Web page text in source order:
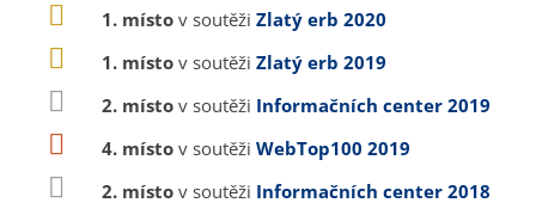
1. místo v soutěži Zlatý erb 2020
1. místo v soutěži Zlatý erb 2019
2. místo v soutěži Informačních center 2019
4. místo v soutěži WebTop100 2019
2. místo v soutěži Informačních center 2018